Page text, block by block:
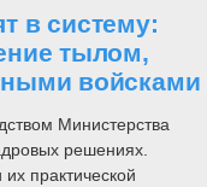
в систему:
тылом,
войсками
Министерства
решениях.
практической